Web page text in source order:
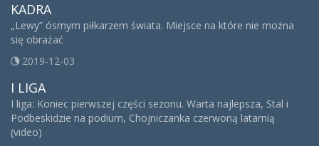
KADRA
„Lewy” ósmym piłkarzem świata. Miejsce na które nie można
się obrażać
2019-12-03
I LIGA
I liga: Koniec pierwszej części sezonu. Warta najlepsza, Stal i
Podbeskidzie na podium, Chojniczanka czerwoną latarnią
(video)